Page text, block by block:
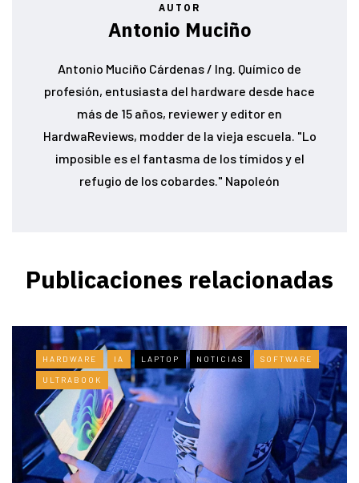
AUTOR
Antonio Muciño
Antonio Muciño Cárdenas / Ing. Químico de
profesión, entusiasta del hardware desde hace
más de 15 años, reviewer y editor en
HardwaReviews, modder de la vieja escuela. "Lo
imposible es el fantasma de los tímidos y el
refugio de los cobardes." Napoleón
Publicaciones relacionadas
HARDWARE IA LAPTOP NOTICIAS SOFTWARE
ULTRABOOK